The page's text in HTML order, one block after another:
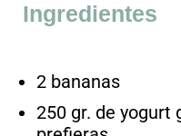
Ingredientes
2 bananas
250 gr. de yogurt